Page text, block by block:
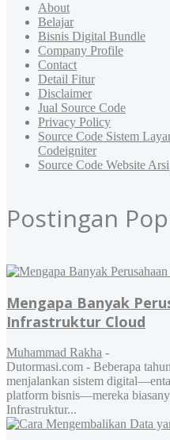
About
Belajar
Bisnis Digital Bundle
Company Profile
Contact
Detail Fitur
Disclaimer
Jual Source Code
Privacy Policy
Source Code Sistem
Codeigniter
Source Code Website
Postingan
Mengapa Banyak
Infrastruktur Cloud
Muhammad Rakha -
Dutormasi.com - Beberapa
menjalankan sistem
platform bisnis—mereka
Infrastruktur...